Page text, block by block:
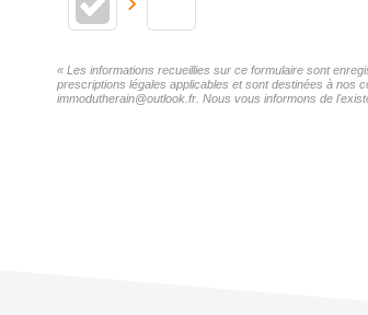
« Les informations recueillies sur ce formulaire sont
prescriptions légales applicables et sont destinées à nos
immodutherain@outlook.fr. Nous vous informons de